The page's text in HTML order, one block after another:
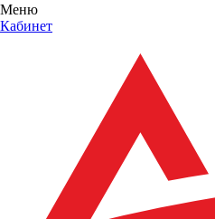
Меню
Кабинет